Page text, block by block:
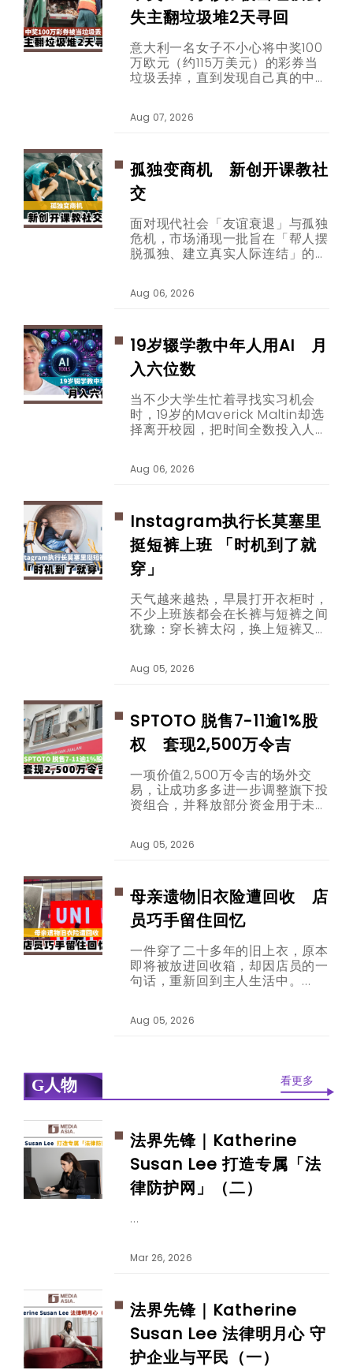
失主翻垃圾堆2天寻回
意大利一名女子不小心将中奖100
万欧元（约115万美元）的彩券当
垃圾丢掉，直到发现自己真的中奖
张的彩券终于完整寻回，就连协寻
Aug 07, 2026
孤独变商机 新创开课教社
交
面对现代社会「友谊衰退」与孤独
危机，市场涌现一批旨在「帮人摆
脱孤独、建立真实人际连结」的新
害羞训练，到年费逾两千欧元的高
Aug 06, 2026
19岁辍学教中年人用AI 月
入六位数
当不少大学生忙着寻找实习机会
时，19岁的Maverick Maltin却选
择离开校园，把时间全数投入人工
ChatGPT等AI工具，并靠品牌合
Aug 06, 2026
Instagram执行长莫塞里
挺短裤上班 「时机到了就
穿」
天气越来越热，早晨打开衣柜时，
不少上班族都会在长裤与短裤之间
犹豫：穿长裤太闷，换上短裤又担
论。
Aug 05, 2026
SPTOTO 脱售7-11逾1%股
权 套现2,500万令吉
一项价值2,500万令吉的场外交
易，让成功多多进一步调整旗下投
资组合，并释放部分资金用于未来
Aug 05, 2026
母亲遗物旧衣险遭回收 店
员巧手留住回忆
一件穿了二十多年的旧上衣，原本
即将被放进回收箱，却因店员的一
句话，重新回到主人生活中。
Aug 05, 2026
G人物 看更多
法界先锋｜Katherine
Susan Lee 打造专属「法
律防护网」（二）
Mar 26, 2026
法界先锋｜Katherine
Susan Lee 法律明月心 守
护企业与平民（一）